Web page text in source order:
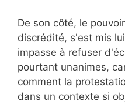
De son côté, le
discrédité, s'est mis
impasse à refuser
pourtant unanimes,
comment la
dans un contexte si